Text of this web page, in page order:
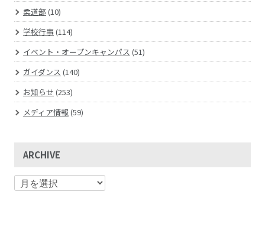
柔道部 (10)
学校行事(114)
イベント・オープンキャンパス (51)
ガイダンス (140)
お知らせ (253)
メディア情報(59)
ARCHIVE